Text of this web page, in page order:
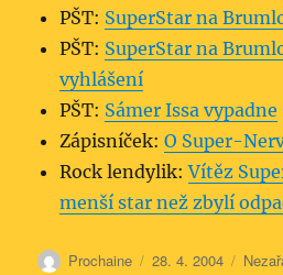
PŠT: SuperStar na
PŠT: SuperStar na
vyhlášení
PŠT: Sámer Issa vypadne
Zápisníček:O Super-
Rock lendylik:Vítěz
menší star než zbylí
Autor:
Prochaine Publikováno:
28. 4. 2004